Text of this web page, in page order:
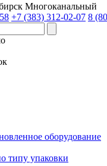
Многоканальный
+7 (383) 312-02-07 8
оборудование
типу упаковки